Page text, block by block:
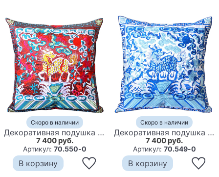
Скоро в наличии
Декоративная подушка с вышивкой Chinese Unicorn Red
7 400 руб.
Артикул: 70.550-0
В корзину
Скоро в наличии
Декоративная подушка с вышивкой Chinese Unicorn Blue
7 400 руб.
Артикул: 70.549-0
В корзину